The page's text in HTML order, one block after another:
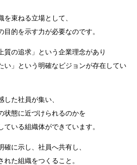
束ねる立場として、
的を示す力が必要なのです。
質の追求」という企業理念があり
い」という明確なビジョンが存在してい
た社員が集い、
状態に近づけられるのかを
いる組織体ができています。
に示し、社員へ共有し、
た組織をつくること。